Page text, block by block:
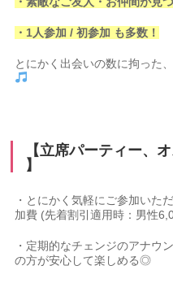
・1人参加 / 初参加 も多数！
とにかく出会いの数に拘った
【立席パーティー、
】
・とにかく気軽にご参加いた
加費 (先着割引適用時：男性
・定期的なチェンジのアナウ
の方が安心して楽しめる◎